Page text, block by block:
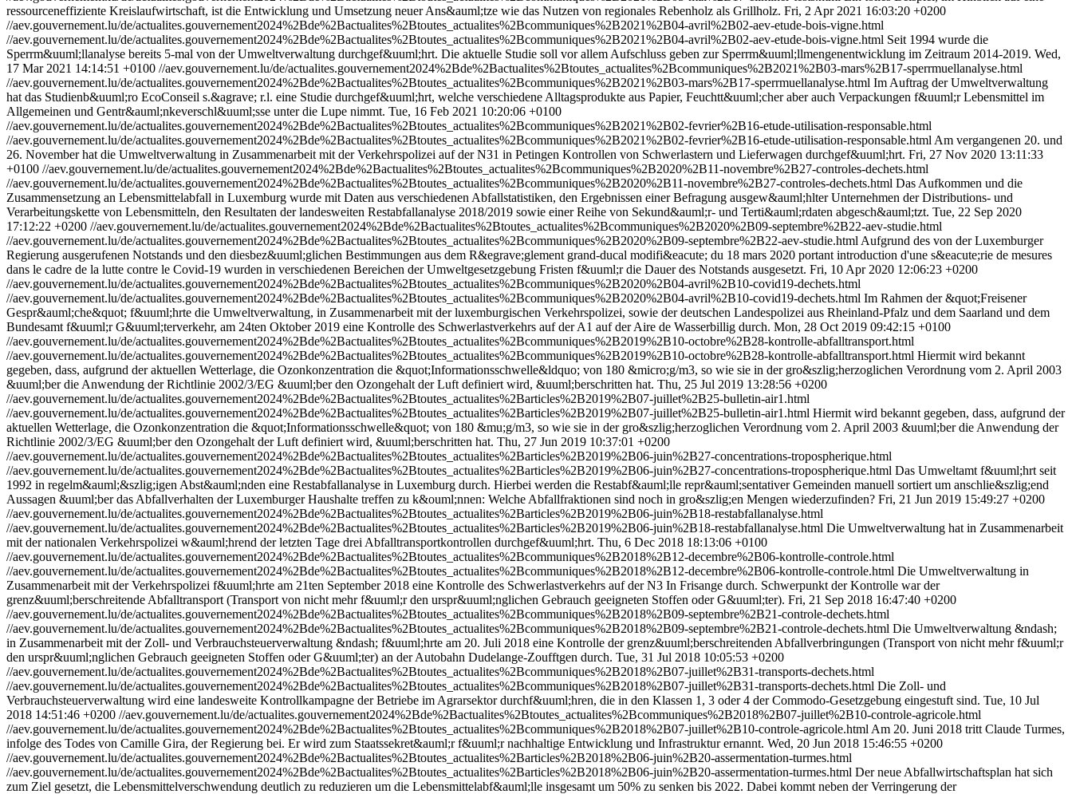
ressourceneffiziente Kreislaufwirtschaft, ist die Entwicklung und Umsetzung neuer Ans&auml;tze wie das Nutzen von regionales Rebenholz als Grillholz. Fri, 2 Apr 2021 16:03:20 +0200
//aev.gouvernement.lu/de/actualites.gouvernement2024%2Bde%2Bactualites%2Btoutes_actualites%2Bcommuniques%2B2021%2B04-avril%2B02-aev-etude-bois-vigne.html
//aev.gouvernement.lu/de/actualites.gouvernement2024%2Bde%2Bactualites%2Btoutes_actualites%2Bcommuniques%2B2021%2B04-avril%2B02-aev-etude-bois-vigne.html Seit 1994 wurde die
Sperrm&uuml;llanalyse bereits 5-mal von der Umweltverwaltung durchgef&uuml;hrt. Die aktuelle Studie soll vor allem Aufschluss geben zur Sperrm&uuml;llmengenentwicklung im Zeitraum 2014-2019. Wed,
17 Mar 2021 14:14:51 +0100 //aev.gouvernement.lu/de/actualites.gouvernement2024%2Bde%2Bactualites%2Btoutes_actualites%2Bcommuniques%2B2021%2B03-mars%2B17-sperrmuellanalyse.html
//aev.gouvernement.lu/de/actualites.gouvernement2024%2Bde%2Bactualites%2Btoutes_actualites%2Bcommuniques%2B2021%2B03-mars%2B17-sperrmuellanalyse.html Im Auftrag der Umweltverwaltung
hat das Studienb&uuml;ro EcoConseil s.&agrave; r.l. eine Studie durchgef&uuml;hrt, welche verschiedene Alltagsprodukte aus Papier, Feuchtt&uuml;cher aber auch Verpackungen f&uuml;r Lebensmittel im
Allgemeinen und Gentr&auml;nkeverschl&uuml;sse unter die Lupe nimmt. Tue, 16 Feb 2021 10:20:06 +0100
//aev.gouvernement.lu/de/actualites.gouvernement2024%2Bde%2Bactualites%2Btoutes_actualites%2Bcommuniques%2B2021%2B02-fevrier%2B16-etude-utilisation-responsable.html
//aev.gouvernement.lu/de/actualites.gouvernement2024%2Bde%2Bactualites%2Btoutes_actualites%2Bcommuniques%2B2021%2B02-fevrier%2B16-etude-utilisation-responsable.html Am vergangenen 20. und
26. November hat die Umweltverwaltung in Zusammenarbeit mit der Verkehrspolizei auf der N31 in Petingen Kontrollen von Schwerlastern und Lieferwagen durchgef&uuml;hrt. Fri, 27 Nov 2020 13:11:33
+0100 //aev.gouvernement.lu/de/actualites.gouvernement2024%2Bde%2Bactualites%2Btoutes_actualites%2Bcommuniques%2B2020%2B11-novembre%2B27-controles-dechets.html
//aev.gouvernement.lu/de/actualites.gouvernement2024%2Bde%2Bactualites%2Btoutes_actualites%2Bcommuniques%2B2020%2B11-novembre%2B27-controles-dechets.html Das Aufkommen und die
Zusammensetzung an Lebensmittelabfall in Luxemburg wurde mit Daten aus verschiedenen Abfallstatistiken, den Ergebnissen einer Befragung ausgew&auml;hlter Unternehmen der Distributions- und
Verarbeitungskette von Lebensmitteln, den Resultaten der landesweiten Restabfallanalyse 2018/2019 sowie einer Reihe von Sekund&auml;r- und Terti&auml;rdaten abgesch&auml;tzt. Tue, 22 Sep 2020
17:12:22 +0200 //aev.gouvernement.lu/de/actualites.gouvernement2024%2Bde%2Bactualites%2Btoutes_actualites%2Bcommuniques%2B2020%2B09-septembre%2B22-aev-studie.html
//aev.gouvernement.lu/de/actualites.gouvernement2024%2Bde%2Bactualites%2Btoutes_actualites%2Bcommuniques%2B2020%2B09-septembre%2B22-aev-studie.html Aufgrund des von der Luxemburger
Regierung ausgerufenen Notstands und den diesbez&uuml;glichen Bestimmungen aus dem R&egrave;glement grand-ducal modifi&eacute; du 18 mars 2020 portant introduction d'une s&eacute;rie de mesures
dans le cadre de la lutte contre le Covid-19 wurden in verschiedenen Bereichen der Umweltgesetzgebung Fristen f&uuml;r die Dauer des Notstands ausgesetzt. Fri, 10 Apr 2020 12:06:23 +0200
//aev.gouvernement.lu/de/actualites.gouvernement2024%2Bde%2Bactualites%2Btoutes_actualites%2Bcommuniques%2B2020%2B04-avril%2B10-covid19-dechets.html
//aev.gouvernement.lu/de/actualites.gouvernement2024%2Bde%2Bactualites%2Btoutes_actualites%2Bcommuniques%2B2020%2B04-avril%2B10-covid19-dechets.html Im Rahmen der &quot;Freisener
Gespr&auml;che&quot; f&uuml;hrte die Umweltverwaltung, in Zusammenarbeit mit der luxemburgischen Verkehrspolizei, sowie der deutschen Landespolizei aus Rheinland-Pfalz und dem Saarland und dem
Bundesamt f&uuml;r G&uuml;terverkehr, am 24ten Oktober 2019 eine Kontrolle des Schwerlastverkehrs auf der A1 auf der Aire de Wasserbillig durch. Mon, 28 Oct 2019 09:42:15 +0100
//aev.gouvernement.lu/de/actualites.gouvernement2024%2Bde%2Bactualites%2Btoutes_actualites%2Bcommuniques%2B2019%2B10-octobre%2B28-kontrolle-abfalltransport.html
//aev.gouvernement.lu/de/actualites.gouvernement2024%2Bde%2Bactualites%2Btoutes_actualites%2Bcommuniques%2B2019%2B10-octobre%2B28-kontrolle-abfalltransport.html Hiermit wird bekannt
gegeben, dass, aufgrund der aktuellen Wetterlage, die Ozonkonzentration die &quot;Informationsschwelle&ldquo; von 180 &micro;g/m3, so wie sie in der gro&szlig;herzoglichen Verordnung vom 2. April 2003
&uuml;ber die Anwendung der Richtlinie 2002/3/EG &uuml;ber den Ozongehalt der Luft definiert wird, &uuml;berschritten hat. Thu, 25 Jul 2019 13:28:56 +0200
//aev.gouvernement.lu/de/actualites.gouvernement2024%2Bde%2Bactualites%2Btoutes_actualites%2Barticles%2B2019%2B07-juillet%2B25-bulletin-air1.html
//aev.gouvernement.lu/de/actualites.gouvernement2024%2Bde%2Bactualites%2Btoutes_actualites%2Barticles%2B2019%2B07-juillet%2B25-bulletin-air1.html Hiermit wird bekannt gegeben, dass, aufgrund der
aktuellen Wetterlage, die Ozonkonzentration die &quot;Informationsschwelle&quot; von 180 &mu;g/m3, so wie sie in der gro&szlig;herzoglichen Verordnung vom 2. April 2003 &uuml;ber die Anwendung der
Richtlinie 2002/3/EG &uuml;ber den Ozongehalt der Luft definiert wird, &uuml;berschritten hat. Thu, 27 Jun 2019 10:37:01 +0200
//aev.gouvernement.lu/de/actualites.gouvernement2024%2Bde%2Bactualites%2Btoutes_actualites%2Barticles%2B2019%2B06-juin%2B27-concentrations-tropospherique.html
//aev.gouvernement.lu/de/actualites.gouvernement2024%2Bde%2Bactualites%2Btoutes_actualites%2Barticles%2B2019%2B06-juin%2B27-concentrations-tropospherique.html Das Umweltamt f&uuml;hrt seit
1992 in regelm&auml;&szlig;igen Abst&auml;nden eine Restabfallanalyse in Luxemburg durch. Hierbei werden die Restabf&auml;lle repr&auml;sentativer Gemeinden manuell sortiert um anschlie&szlig;end
Aussagen &uuml;ber das Abfallverhalten der Luxemburger Haushalte treffen zu k&ouml;nnen: Welche Abfallfraktionen sind noch in gro&szlig;en Mengen wiederzufinden? Fri, 21 Jun 2019 15:49:27 +0200
//aev.gouvernement.lu/de/actualites.gouvernement2024%2Bde%2Bactualites%2Btoutes_actualites%2Barticles%2B2019%2B06-juin%2B18-restabfallanalyse.html
//aev.gouvernement.lu/de/actualites.gouvernement2024%2Bde%2Bactualites%2Btoutes_actualites%2Barticles%2B2019%2B06-juin%2B18-restabfallanalyse.html Die Umweltverwaltung hat in Zusammenarbeit
mit der nationalen Verkehrspolizei w&auml;hrend der letzten Tage drei Abfalltransportkontrollen durchgef&uuml;hrt. Thu, 6 Dec 2018 18:13:06 +0100
//aev.gouvernement.lu/de/actualites.gouvernement2024%2Bde%2Bactualites%2Btoutes_actualites%2Bcommuniques%2B2018%2B12-decembre%2B06-kontrolle-controle.html
//aev.gouvernement.lu/de/actualites.gouvernement2024%2Bde%2Bactualites%2Btoutes_actualites%2Bcommuniques%2B2018%2B12-decembre%2B06-kontrolle-controle.html Die Umweltverwaltung in
Zusammenarbeit mit der Verkehrspolizei f&uuml;hrte am 21ten September 2018 eine Kontrolle des Schwerlastverkehrs auf der N3 In Frisange durch. Schwerpunkt der Kontrolle war der
grenz&uuml;berschreitende Abfalltransport (Transport von nicht mehr f&uuml;r den urspr&uuml;nglichen Gebrauch geeigneten Stoffen oder G&uuml;ter). Fri, 21 Sep 2018 16:47:40 +0200
//aev.gouvernement.lu/de/actualites.gouvernement2024%2Bde%2Bactualites%2Btoutes_actualites%2Bcommuniques%2B2018%2B09-septembre%2B21-controle-dechets.html
//aev.gouvernement.lu/de/actualites.gouvernement2024%2Bde%2Bactualites%2Btoutes_actualites%2Bcommuniques%2B2018%2B09-septembre%2B21-controle-dechets.html Die Umweltverwaltung &ndash;
in Zusammenarbeit mit der Zoll- und Verbrauchsteuerverwaltung &ndash; f&uuml;hrte am 20. Juli 2018 eine Kontrolle der grenz&uuml;berschreitenden Abfallverbringungen (Transport von nicht mehr f&uuml;r
den urspr&uuml;nglichen Gebrauch geeigneten Stoffen oder G&uuml;ter) an der Autobahn Dudelange-Zoufftgen durch. Tue, 31 Jul 2018 10:05:53 +0200
//aev.gouvernement.lu/de/actualites.gouvernement2024%2Bde%2Bactualites%2Btoutes_actualites%2Bcommuniques%2B2018%2B07-juillet%2B31-transports-dechets.html
//aev.gouvernement.lu/de/actualites.gouvernement2024%2Bde%2Bactualites%2Btoutes_actualites%2Bcommuniques%2B2018%2B07-juillet%2B31-transports-dechets.html Die Zoll- und
Verbrauchsteuerverwaltung wird eine landesweite Kontrollkampagne der Betriebe im Agrarsektor durchf&uuml;hren, die in den Klassen 1, 3 oder 4 der Commodo-Gesetzgebung eingestuft sind. Tue, 10 Jul
2018 14:51:46 +0200 //aev.gouvernement.lu/de/actualites.gouvernement2024%2Bde%2Bactualites%2Btoutes_actualites%2Bcommuniques%2B2018%2B07-juillet%2B10-controle-agricole.html
//aev.gouvernement.lu/de/actualites.gouvernement2024%2Bde%2Bactualites%2Btoutes_actualites%2Bcommuniques%2B2018%2B07-juillet%2B10-controle-agricole.html Am 20. Juni 2018 tritt Claude Turmes,
infolge des Todes von Camille Gira, der Regierung bei. Er wird zum Staatssekret&auml;r f&uuml;r nachhaltige Entwicklung und Infrastruktur ernannt. Wed, 20 Jun 2018 15:46:55 +0200
//aev.gouvernement.lu/de/actualites.gouvernement2024%2Bde%2Bactualites%2Btoutes_actualites%2Barticles%2B2018%2B06-juin%2B20-assermentation-turmes.html
//aev.gouvernement.lu/de/actualites.gouvernement2024%2Bde%2Bactualites%2Btoutes_actualites%2Barticles%2B2018%2B06-juin%2B20-assermentation-turmes.html Der neue Abfallwirtschaftsplan hat sich
zum Ziel gesetzt, die Lebensmittelverschwendung deutlich zu reduzieren um die Lebensmittelabf&auml;lle insgesamt um 50% zu senken bis 2022. Dabei kommt neben der Verringerung der